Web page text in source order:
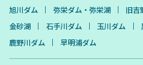
旭川ダム 弥栄ダム・弥栄湖 旧吉
金砂湖
石手川ダム 玉川ダム
鹿野川ダム
早明浦ダム